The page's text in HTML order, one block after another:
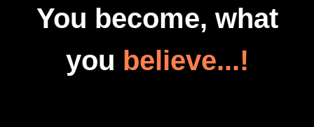
You become, what
you believe...!